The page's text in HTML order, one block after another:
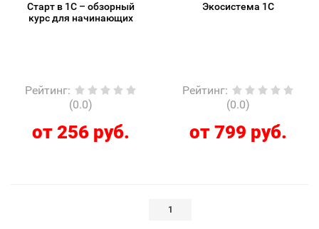
Старт в 1С – обзорный
курс для начинающих
Рейтинг:
(0.0)
от 256 руб.
Экосистема 1С
Рейтинг:
(0.0)
от 799 руб.
1